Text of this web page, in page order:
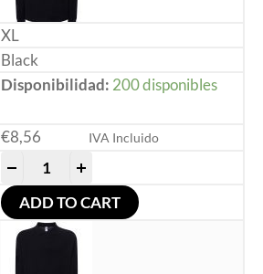
XL
Black
Disponibilidad: 200 disponibles
€8,56 IVA Incluido
ADD TO CART